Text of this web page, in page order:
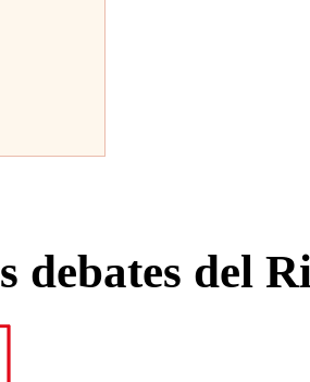
debates del